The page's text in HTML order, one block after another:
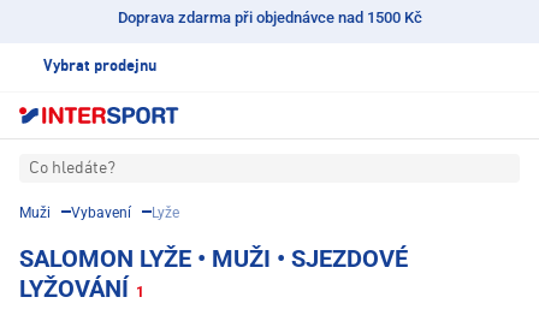
Doprava zdarma při objednávce nad 1500 Kč
Vybrat prodejnu
Co hledáte?
Muži Vybavení Lyže
SALOMON LYŽE • MUŽI • SJEZDOVÉ
LYŽOVÁNÍ 1